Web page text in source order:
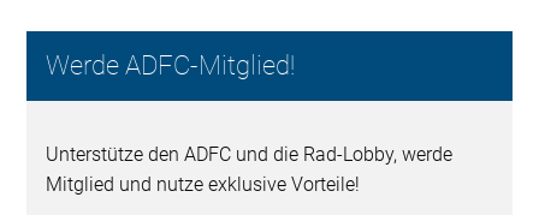
Werde ADFC-Mitglied!
Unterstütze den ADFC und die Rad-Lobby, werde
Mitglied und nutze exklusive Vorteile!